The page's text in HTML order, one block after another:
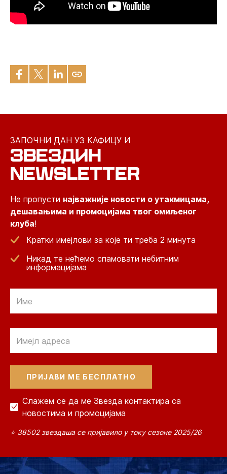
ЗАПОЧНИ ДАН УЗ КАФИЦУ И
ЗВЕЗДИН
NEWSLETTER
Не пропусти најважније новости о утакмицама,
дешавањима и промоцијама твог омиљеног
клуба!
Кратки имејлови за које ти треба 2 минута
Никад те нећемо спамовати небитним
информацијама
Слажем се да ме Звезда контактира са
новостима и промоцијама
⭐ 38502 звездаша се пријавило у току сезоне 2025/26